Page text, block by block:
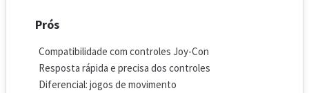
Prós
Compatibilidade com controles Joy-Con
Resposta rápida e precisa dos controles
Diferencial: jogos de movimento